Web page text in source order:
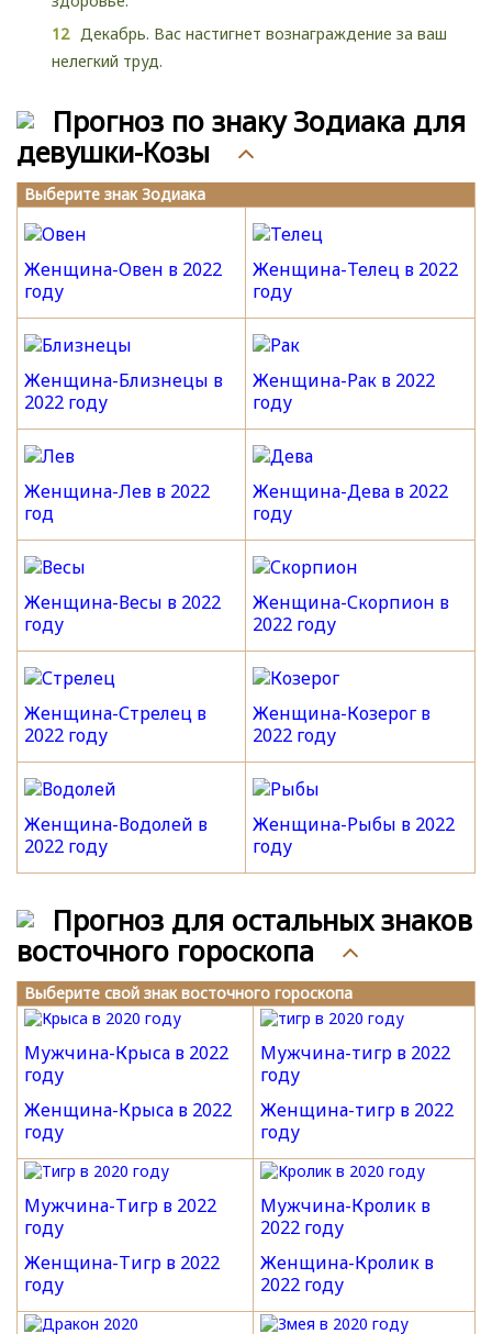
Декабрь. Вас настигнет вознаграждение за ваш
нелегкий труд.
Прогноз по знаку Зодиака для
девушки-Козы
Выберите знак Зодиака
Женщина-Овен в 2022
году
Женщина-Телец в 2022
году
Женщина-Близнецы в
2022 году
Женщина-Рак в 2022
году
Женщина-Лев в 2022
год
Женщина-Дева в 2022
году
Женщина-Весы в 2022
году
Женщина-Скорпион в
2022 году
Женщина-Стрелец в
2022 году
Женщина-Козерог в
2022 году
Женщина-Водолей в
2022 году
Женщина-Рыбы в 2022
году
Прогноз для остальных знаков
восточного гороскопа
Выберите свой знак восточного гороскопа
Мужчина-Крыса в 2022
году
Женщина-Крыса в 2022
году
Мужчина-тигр в 2022
году
Женщина-тигр в 2022
году
Мужчина-Тигр в 2022
году
Женщина-Тигр в 2022
году
Мужчина-Кролик в
2022 году
Женщина-Кролик в
2022 году